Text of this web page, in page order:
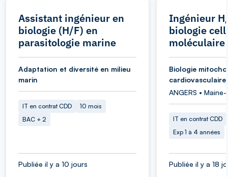
Assistant ingénieur en
biologie (H/F) en
parasitologie marine
Adaptation et diversité en milieu
marin
IT en contrat CDD
10 mois
BAC + 2
Publiée il y a 10 jours
Ingénieur
biologie
moléculaire
Biologie
cardiovasculaire
ANGERS •
IT en contrat CDD
Exp 1 à 4 années
Publiée il y a 18